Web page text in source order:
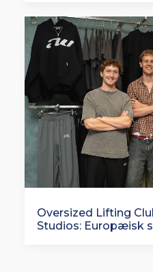
Oversized Lifting
Studios: Europæisk